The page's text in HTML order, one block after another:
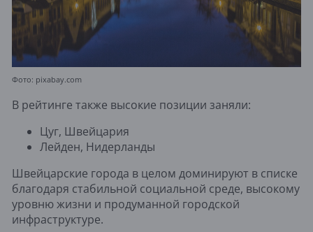
Фото: pixabay.com
В рейтинге также высокие позиции заняли:
Цуг, Швейцария
Лейден, Нидерланды
Швейцарские города в целом доминируют в списке
благодаря стабильной социальной среде, высокому
уровню жизни и продуманной городской
инфраструктуре.